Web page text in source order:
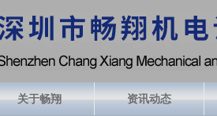
关于畅翔 资讯动态